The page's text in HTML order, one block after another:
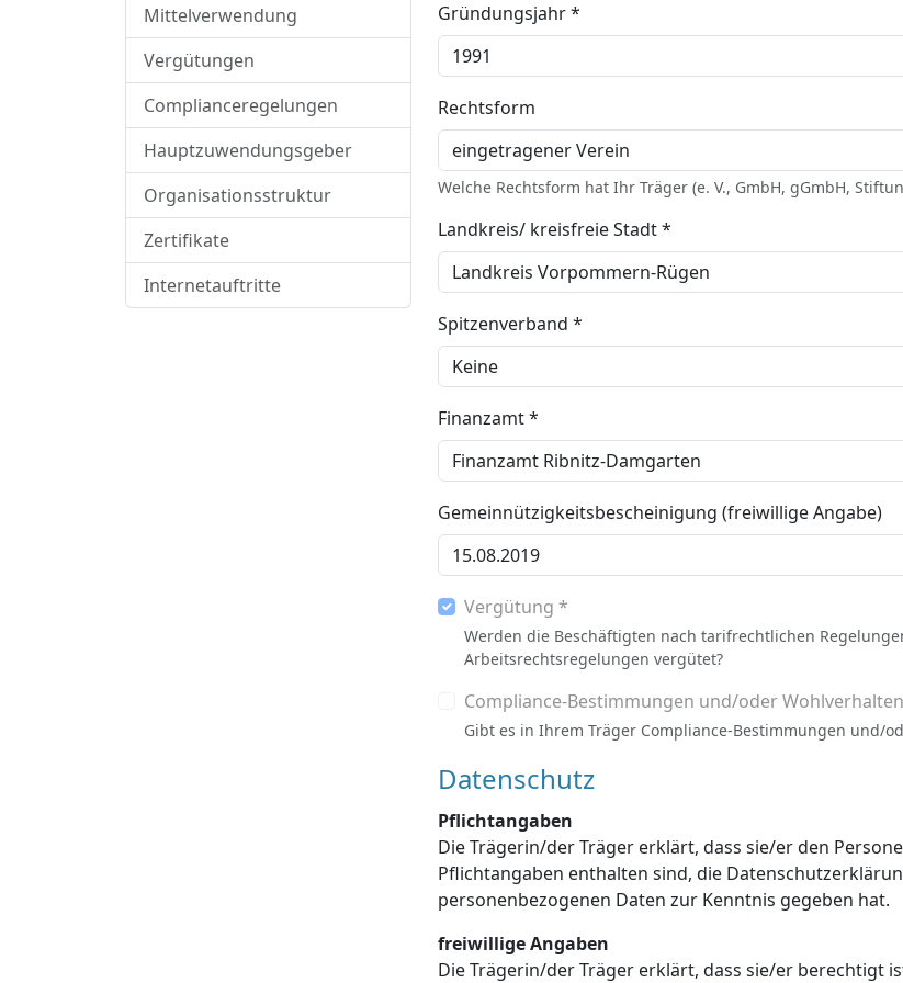
Mittelverwendung
Vergütungen
Complianceregelungen
Hauptzuwendungsgeber
Organisationsstruktur
Zertifikate
Internetauftritte
Gründungsjahr *
Rechtsform
Welche Rechtsform hat Ihr Träger (e. V., GmbH, gGmbH,
Landkreis/ kreisfreie Stadt *
Spitzenverband *
Finanzamt *
Gemeinnützigkeitsbescheinigung (freiwillige Angabe)
Vergütung *
Werden die Beschäftigten nach tarifrechtlichen
Arbeitsrechtsregelungen vergütet?
Compliance-Bestimmungen und/oder
Gibt es in Ihrem Träger Compliance-Bestimmungen und/
Datenschutz
Pflichtangaben
Die Trägerin/der Träger erklärt, dass sie/er den
Pflichtangaben enthalten sind, die Datenschutzerklärung des LAGuS über die Verarbeitung dieser
personenbezogenen Daten zur Kenntnis gegeben hat.
freiwillige Angaben
Die Trägerin/der Träger erklärt, dass sie/er berechtigt